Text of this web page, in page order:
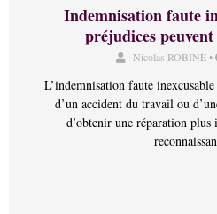
Indemnisation faute
préjudices
Nicolas ROBINE•
L’indemnisation faute
d’un accident du travail ou
d’obtenir une réparation